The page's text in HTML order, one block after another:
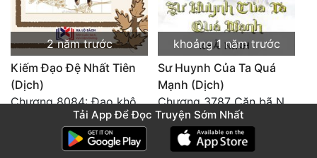
2 năm trước
Kiếm Đạo Đệ Nhất Tiên
(Dịch)
Chương 8084: Đạo không bờ bến (Đại kết cục) (10)
khoảng 1 năm trước
Sư Huynh Của Ta Quá
Mạnh (Dịch)
Chương 3787 Cặn bã Nam Thiên Đạo
Tải App Để Đọc Truyện Sớm Nhất